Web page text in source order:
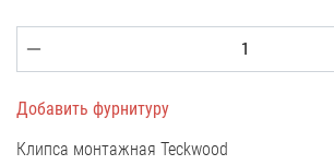
Добавить фурнитуру
Клипса монтажная Teckwood